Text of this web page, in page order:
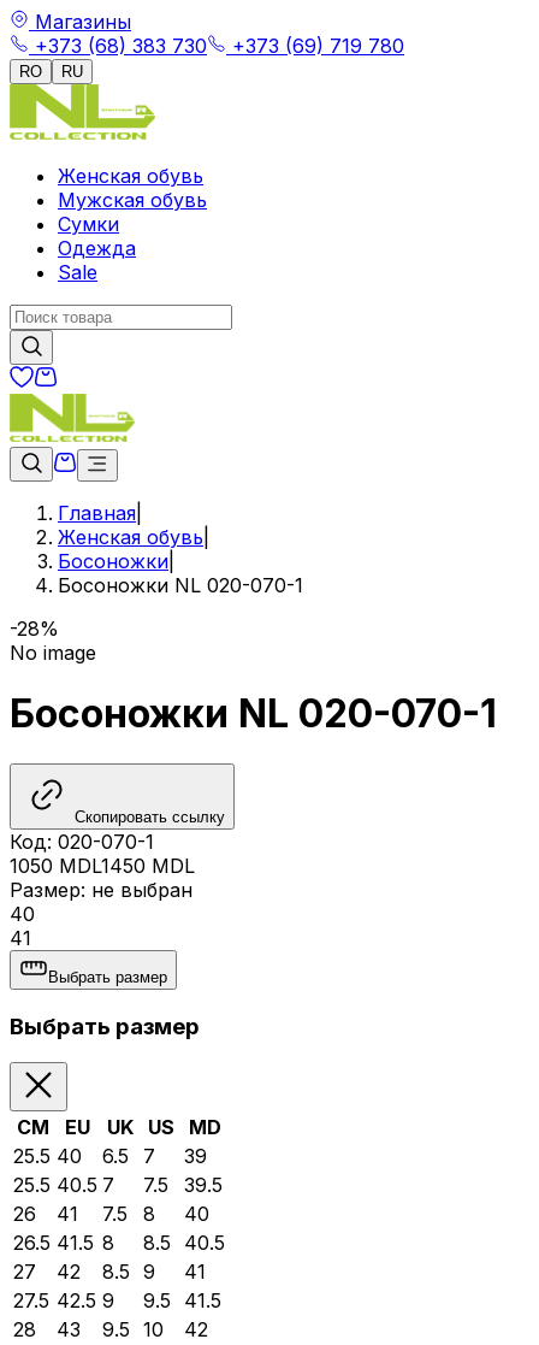
Магазины
+373 (68) 383 730
+373 (69) 719 780
RO RU
Женская обувь
Мужская обувь
Сумки
Одежда
Sale
Главная
Женская обувь
Босоножки
Босоножки NL 020-070-1
-28%
No image
Босоножки NL 020-070-1
Скопировать ссылку
Код: 020-070-1
1050 MDL1450 MDL
Размер: не выбран
40
41
Выбрать размер
Выбрать размер
CM EU UK US
MD
25.5 40 6.5 7
39
25.5 40.5 7 7.5
39.5
26
41 7.5 8
40
26.5 41.5 8 8.5
40.5
27
42 8.5 9
41
27.5 42.5 9 9.5
41.5
28
43 9.5 10
42